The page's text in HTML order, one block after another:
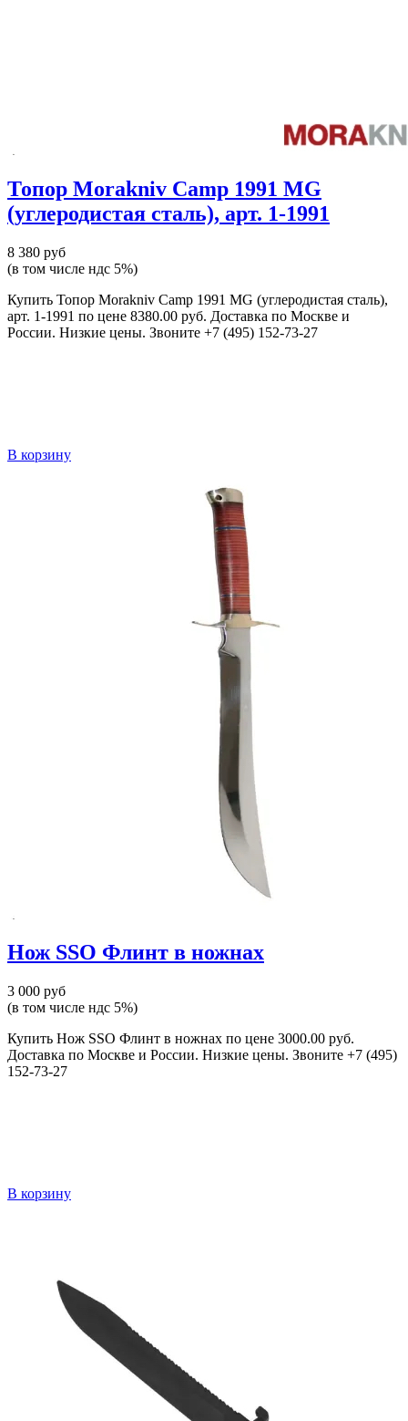
Топор Morakniv Camp 1991 MG
(углеродистая сталь), арт. 1-1991
8 380 руб
(в том числе ндс 5%)
Купить Топор Morakniv Camp 1991 MG (углеродистая сталь),
арт. 1-1991 по цене 8380.00 руб. Доставка по Москве и
России. Низкие цены. Звоните +7 (495) 152-73-27
В корзину
Нож SSO Флинт в ножнах
3 000 руб
(в том числе ндс 5%)
Купить Нож SSO Флинт в ножнах по цене 3000.00 руб.
Доставка по Москве и России. Низкие цены. Звоните +7 (495)
152-73-27
В корзину